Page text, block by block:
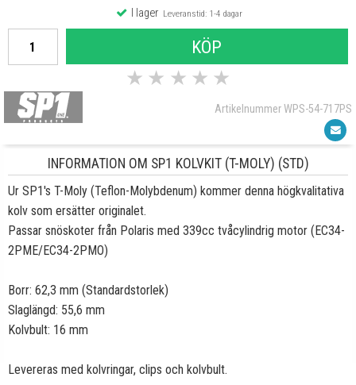
I lagerLeveranstid: 1-4 dagar
KÖP
★ ★ ★ ★ ★
Artikelnummer WPS-54-717PS
INFORMATION OM SP1 KOLVKIT (T-MOLY) (STD)
Ur SP1's T-Moly (Teflon-Molybdenum) kommer denna högkvalitativa
kolv som ersätter originalet.
Passar snöskoter från Polaris med 339cc tvåcylindrig motor (EC34-
2PME/EC34-2PMO)
Borr: 62,3 mm (Standardstorlek)
Slaglängd: 55,6 mm
Kolvbult: 16 mm
Levereras med kolvringar, clips och kolvbult.